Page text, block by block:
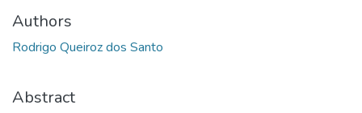
Authors
Rodrigo Queiroz dos Santo
Abstract